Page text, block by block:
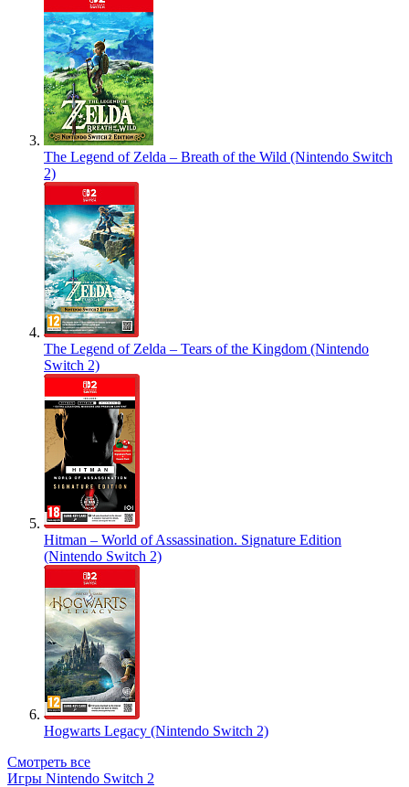
The Legend of Zelda – Breath of the Wild (Nintendo Switch
2)
The Legend of Zelda – Tears of the Kingdom (Nintendo
Switch 2)
Hitman – World of Assassination. Signature Edition
(Nintendo Switch 2)
Hogwarts Legacy (Nintendo Switch 2)
Смотреть все
Игры Nintendo Switch 2